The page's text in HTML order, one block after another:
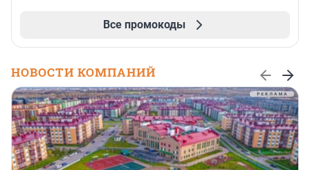
Все промокоды
НОВОСТИ КОМПАНИЙ